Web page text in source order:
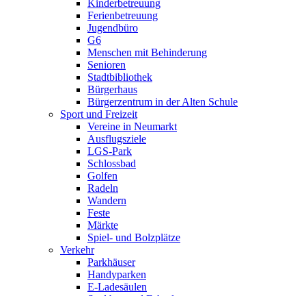
Kinderbetreuung
Ferienbetreuung
Jugendbüro
G6
Menschen mit Behinderung
Senioren
Stadtbibliothek
Bürgerhaus
Bürgerzentrum in der Alten Schule
Sport und Freizeit
Vereine in Neumarkt
Ausflugsziele
LGS-Park
Schlossbad
Golfen
Radeln
Wandern
Feste
Märkte
Spiel- und Bolzplätze
Verkehr
Parkhäuser
Handyparken
E-Ladesäulen